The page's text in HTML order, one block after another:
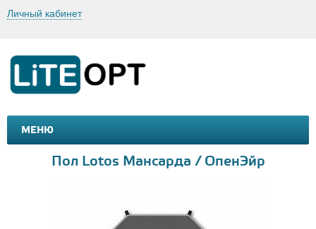
Личный кабинет
МЕНЮ
МАШИНКИ И МОТОЦИКЛЫ
Пол Lotos Мансарда / ОпенЭйр